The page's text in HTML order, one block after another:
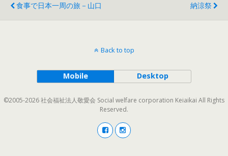
食事で日本一周の旅－山口
納涼祭
Back to top
Mobile Desktop
©2005-2026 社会福祉法人敬愛会 Social welfare corporation Keiaikai All Rights
Reserved.